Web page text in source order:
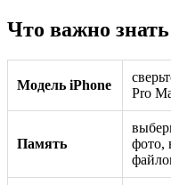
Что важно
Модель iPhone
Pro
Память
фото,